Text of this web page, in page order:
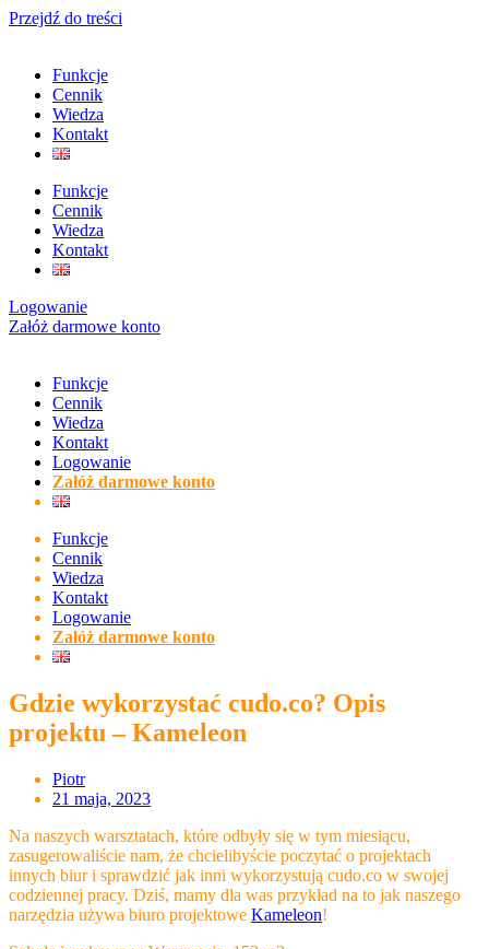
Przejdź do treści
Funkcje
Cennik
Wiedza
Kontakt
Funkcje
Cennik
Wiedza
Kontakt
Logowanie
Załóż darmowe konto
Funkcje
Cennik
Wiedza
Kontakt
Logowanie
Załóż darmowe konto
Funkcje
Cennik
Wiedza
Kontakt
Logowanie
Załóż darmowe konto
Gdzie wykorzystać cudo.co? Opis
projektu – Kameleon
Piotr
21 maja, 2023
Na naszych warsztatach, które odbyły się w tym miesiącu,
zasugerowaliście nam, że chcielibyście poczytać o projektach
innych biur i sprawdzić jak inni wykorzystują cudo.co w swojej
codziennej pracy. Dziś, mamy dla was przykład na to jak naszego
narzędzia używa biuro projektowe Kameleon!